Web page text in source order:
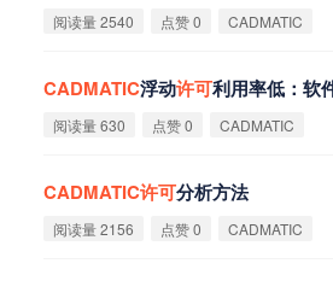
阅读量 2540 点赞 0 CADMATIC
CADMATIC浮动许可利用率低：软
阅读量 630 点赞 0 CADMATIC
CADMATIC许可分析方法
阅读量 2156 点赞 0 CADMATIC